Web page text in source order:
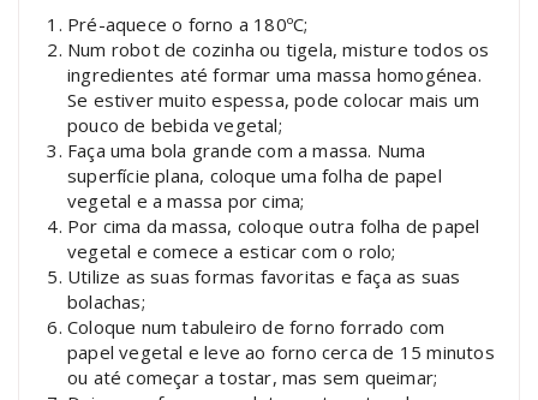
Pré-aquece o forno a 180ºC;
Num robot de cozinha ou tigela, misture todos os
ingredientes até formar uma massa homogénea.
Se estiver muito espessa, pode colocar mais um
pouco de bebida vegetal;
Faça uma bola grande com a massa. Numa
superfície plana, coloque uma folha de papel
vegetal e a massa por cima;
Por cima da massa, coloque outra folha de papel
vegetal e comece a esticar com o rolo;
Utilize as suas formas favoritas e faça as suas
bolachas;
Coloque num tabuleiro de forno forrado com
papel vegetal e leve ao forno cerca de 15 minutos
ou até começar a tostar, mas sem queimar;